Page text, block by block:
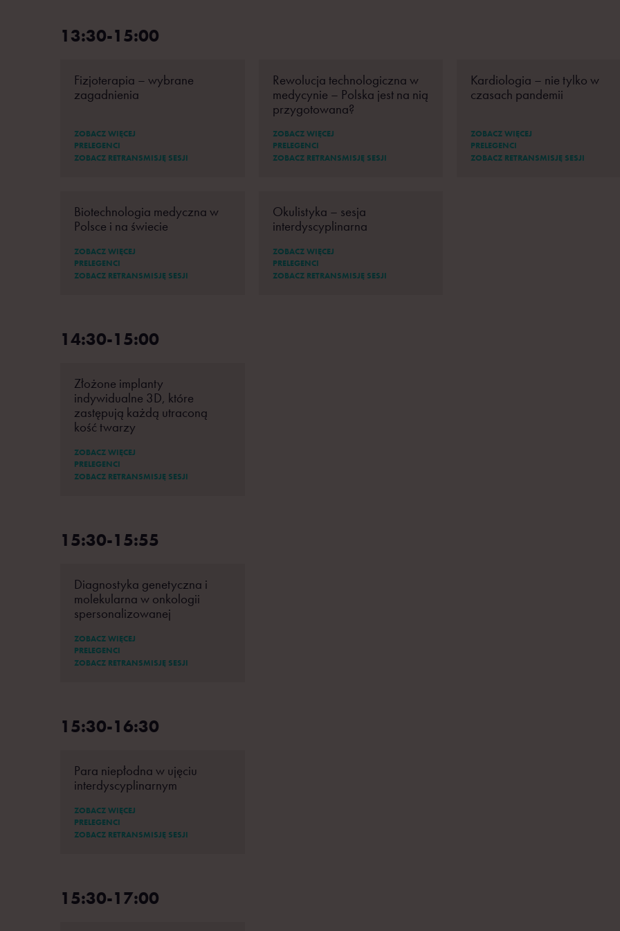
13:30-15:00
Fizjoterapia – wybrane
zagadnienia
ZOBACZ WIĘCEJ
PRELEGENCI
ZOBACZ RETRANSMISJĘ SESJI
Rewolucja technologiczna w
medycynie – Polska jest na nią
przygotowana?
ZOBACZ WIĘCEJ
PRELEGENCI
ZOBACZ RETRANSMISJĘ SESJI
Kardiologia – nie tylko w
czasach pandemii
ZOBACZ WIĘCEJ
PRELEGENCI
ZOBACZ RETRANSMISJĘ SESJI
Biotechnologia medyczna w
Polsce i na świecie
ZOBACZ WIĘCEJ
PRELEGENCI
ZOBACZ RETRANSMISJĘ SESJI
Okulistyka – sesja
interdyscyplinarna
ZOBACZ WIĘCEJ
PRELEGENCI
ZOBACZ RETRANSMISJĘ SESJI
14:30-15:00
Złożone implanty
indywidualne 3D, które
zastępują każdą utraconą
kość twarzy
ZOBACZ WIĘCEJ
PRELEGENCI
ZOBACZ RETRANSMISJĘ SESJI
15:30-15:55
Diagnostyka genetyczna i
molekularna w onkologii
spersonalizowanej
ZOBACZ WIĘCEJ
PRELEGENCI
ZOBACZ RETRANSMISJĘ SESJI
15:30-16:30
Para niepłodna w ujęciu
interdyscyplinarnym
ZOBACZ WIĘCEJ
PRELEGENCI
ZOBACZ RETRANSMISJĘ SESJI
15:30-17:00